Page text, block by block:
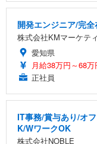
開発エンジニア/完
株式会社KMマーケテ
愛知県
月給38万円～68万
正社員
IT事務/賞与あり/オ
K/WワークOK
株式会社NOBLE